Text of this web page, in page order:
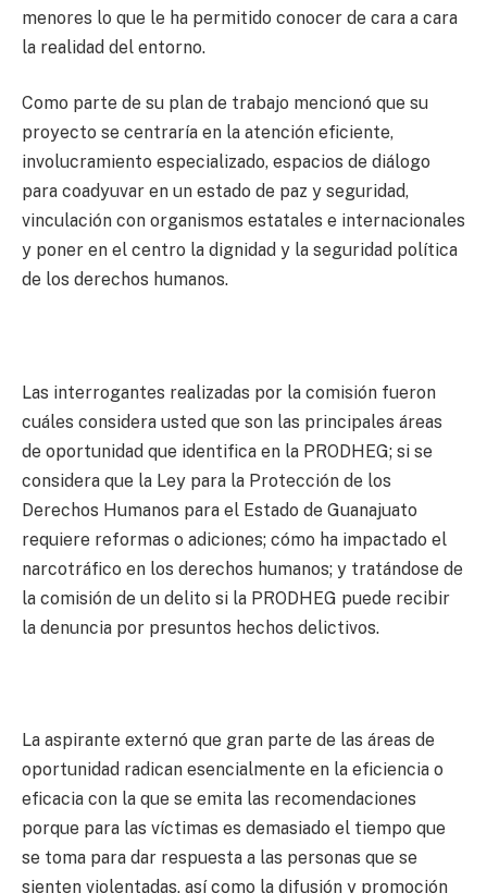
menores lo que le ha permitido conocer de cara a cara
la realidad del entorno.
Como parte de su plan de trabajo mencionó que su
proyecto se centraría en la atención eficiente,
involucramiento especializado, espacios de diálogo
para coadyuvar en un estado de paz y seguridad,
vinculación con organismos estatales e internacionales
y poner en el centro la dignidad y la seguridad política
de los derechos humanos.
Las interrogantes realizadas por la comisión fueron
cuáles considera usted que son las principales áreas
de oportunidad que identifica en la PRODHEG; si se
considera que la Ley para la Protección de los
Derechos Humanos para el Estado de Guanajuato
requiere reformas o adiciones; cómo ha impactado el
narcotráfico en los derechos humanos; y tratándose de
la comisión de un delito si la PRODHEG puede recibir
la denuncia por presuntos hechos delictivos.
La aspirante externó que gran parte de las áreas de
oportunidad radican esencialmente en la eficiencia o
eficacia con la que se emita las recomendaciones
porque para las víctimas es demasiado el tiempo que
se toma para dar respuesta a las personas que se
sienten violentadas, así como la difusión y promoción